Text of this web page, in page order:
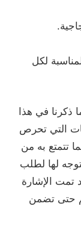
لكل
في هذا
التي تحرص
تتمتع به من
لها لطلب
تمت الإشارة
حتى تضمن